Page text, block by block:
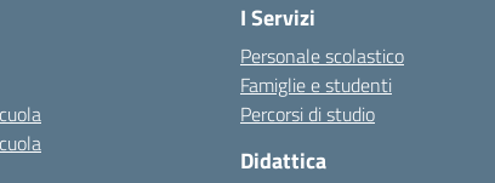
I Servizi
Personale scolastico
Famiglie e studenti
Percorsi di studio
Didattica